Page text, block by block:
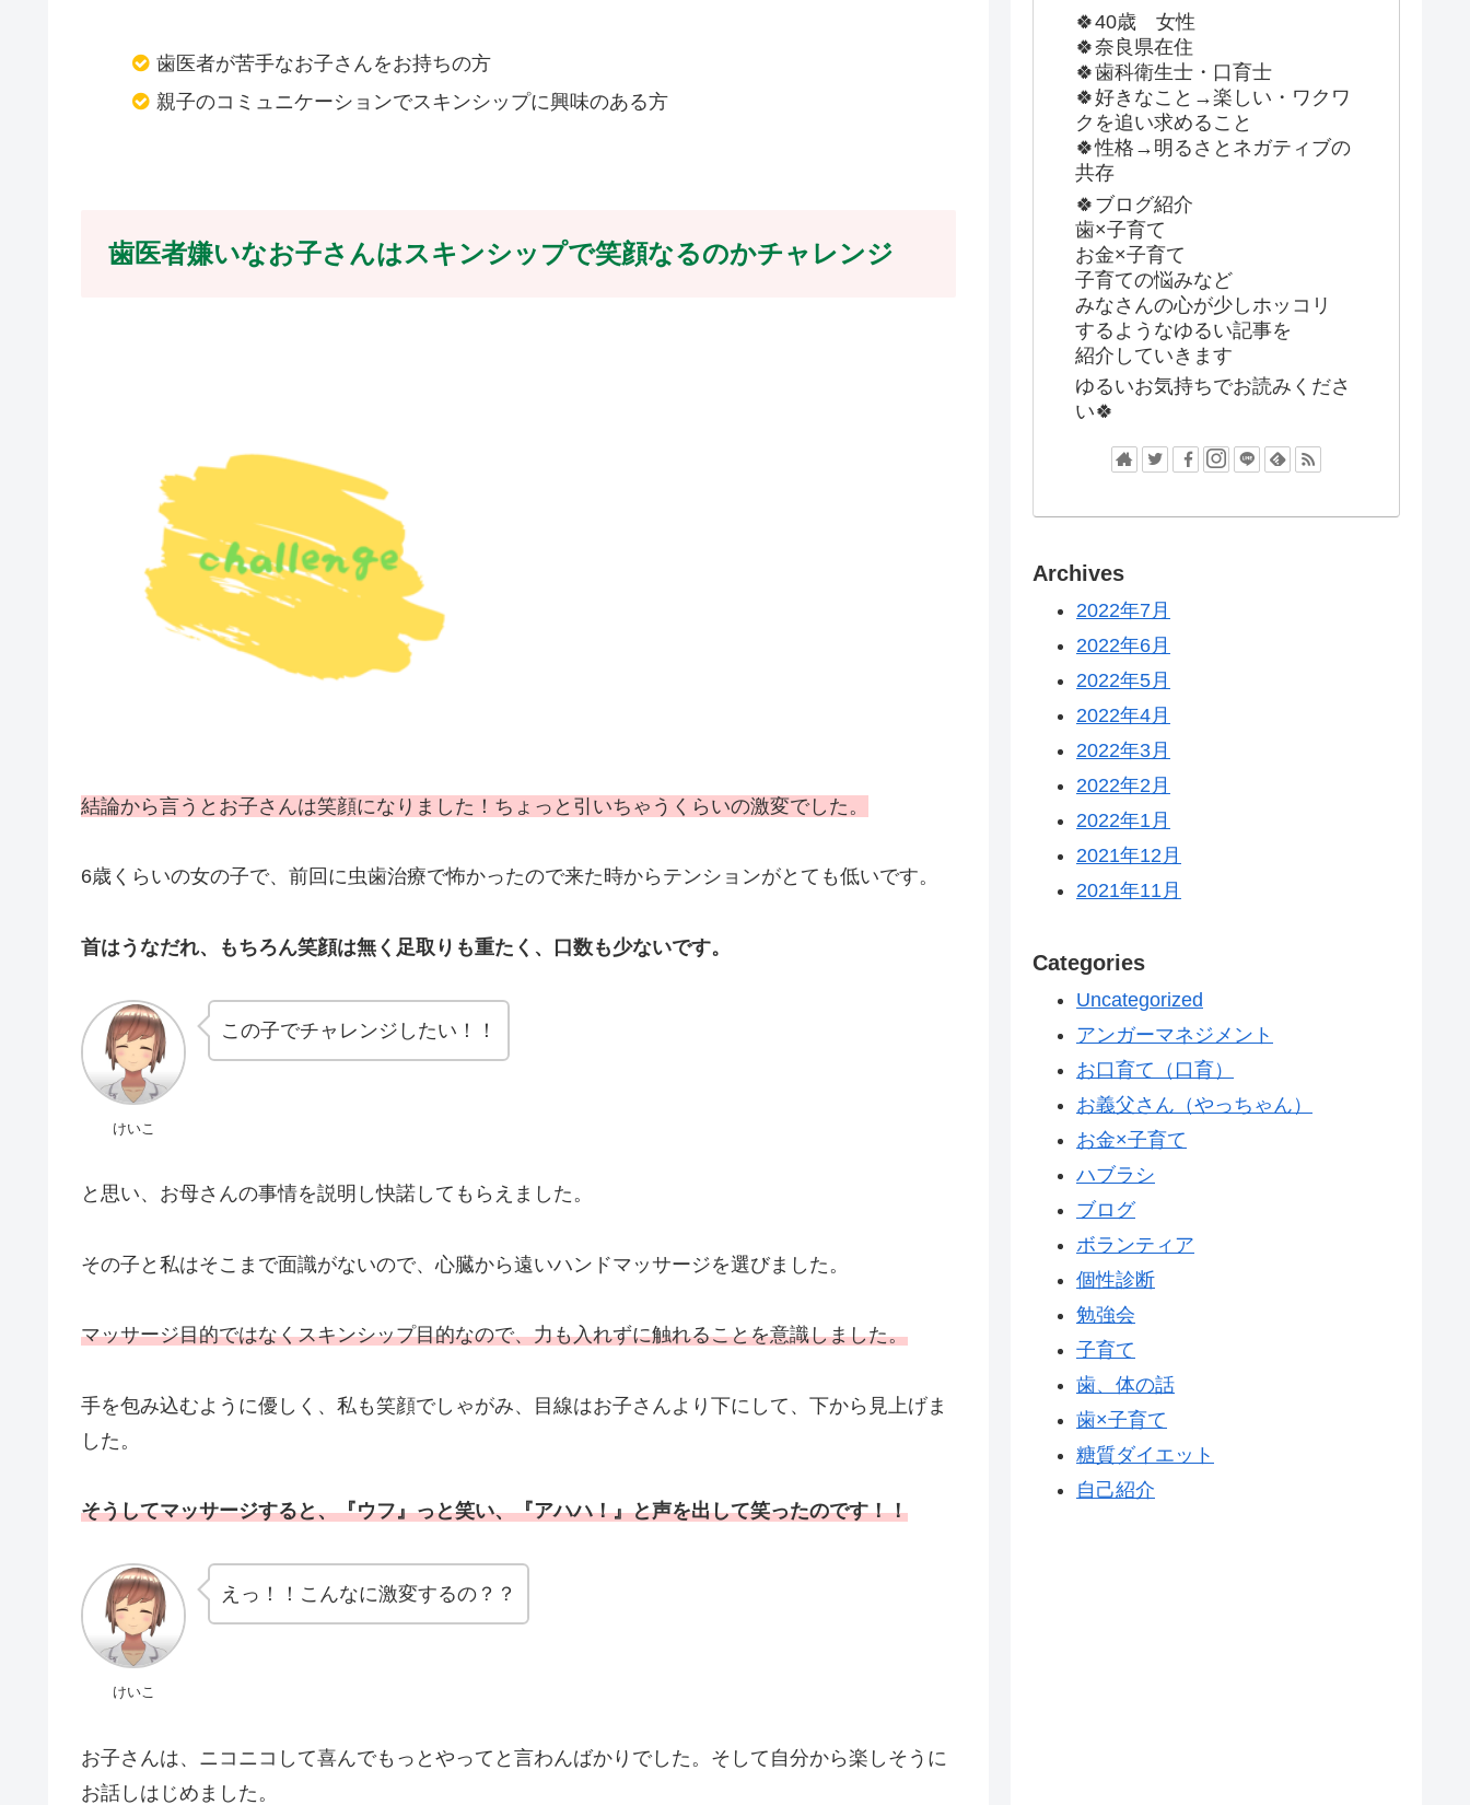
歯医者が苦手なお子さんをお持ちの方
親子のコミュニケーションでスキンシップに興味のある方
歯医者嫌いなお子さんはスキンシップで笑顔なるのかチャレンジ
結論から言うとお子さんは笑顔になりました！ちょっと引いちゃうくらいの激変でした。
6歳くらいの女の子で、前回に虫歯治療で怖かったので来た時からテンションがとても低いです。
首はうなだれ、もちろん笑顔は無く足取りも重たく、口数も少ないです。
けいこ
この子でチャレンジしたい！！
と思い、お母さんの事情を説明し快諾してもらえました。
その子と私はそこまで面識がないので、心臓から遠いハンドマッサージを選びました。
マッサージ目的ではなくスキンシップ目的なので、力も入れずに触れることを意識しました。
手を包み込むように優しく、私も笑顔でしゃがみ、目線はお子さんより下にして、下から見上げま
した。
そうしてマッサージすると、『ウフ』っと笑い、『アハハ！』と声を出して笑ったのです！！
けいこ
えっ！！こんなに激変するの？？
お子さんは、ニコニコして喜んでもっとやってと言わんばかりでした。そして自分から楽しそうに
お話しはじめました。
🍀40歳 女性
🍀奈良県在住
🍀歯科衛生士・口育士
🍀好きなこと→楽しい・ワクワ
クを追い求めること
🍀性格→明るさとネガティブの
共存
🍀ブログ紹介
歯×子育て
お金×子育て
子育ての悩みなど
みなさんの心が少しホッコリ
するようなゆるい記事を
紹介していきます
ゆるいお気持ちでお読みくださ
い🍀
Archives
2022年7月
2022年6月
2022年5月
2022年4月
2022年3月
2022年2月
2022年1月
2021年12月
2021年11月
Categories
Uncategorized
アンガーマネジメント
お口育て（口育）
お義父さん（やっちゃん）
お金×子育て
ハブラシ
ブログ
ボランティア
個性診断
勉強会
子育て
歯、体の話
歯×子育て
糖質ダイエット
自己紹介